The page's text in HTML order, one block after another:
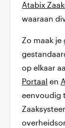
Atabix
waaraan
Zo maak
op elkaar
Portaal en
eenvoudig